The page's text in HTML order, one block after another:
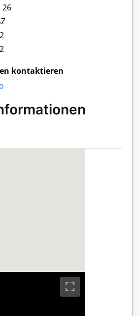
26
kontaktieren